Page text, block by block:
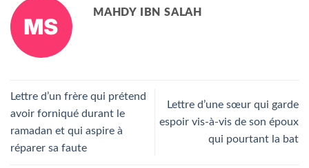
MAHDY IBN SALAH
Lettre d’un frère qui prétend
avoir forniqué durant le
ramadan et qui aspire à
réparer sa faute
Lettre d’une sœur qui garde
espoir vis-à-vis de son époux
qui pourtant la bat